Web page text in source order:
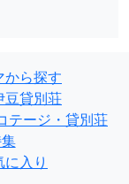
から探す
豆貸別荘
テージ・貸別荘
に入り